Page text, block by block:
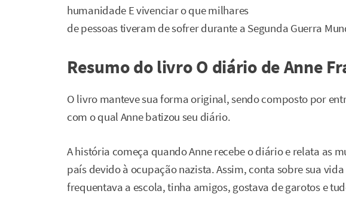
humanidade E vivenciar o que milhares
de pessoas tiveram de sofrer durante a Segunda Guerra
Resumo do livro O diário de Anne
O livro manteve sua forma original, sendo composto por
com o qual Anne batizou seu diário.
A história começa quando Anne recebe o diário e relata as
país devido à ocupação nazista. Assim, conta sobre sua
frequentava a escola, tinha amigos, gostava de garotos e